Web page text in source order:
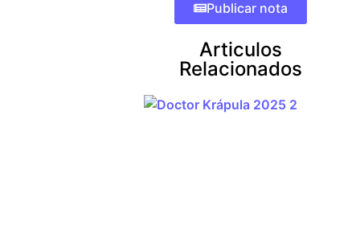
Publicar nota
Articulos
Relacionados